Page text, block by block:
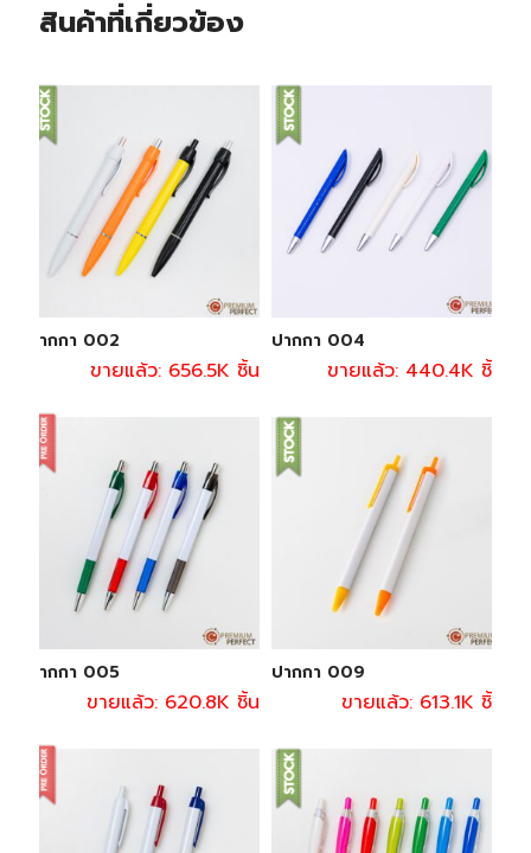
สินค้าที่เกี่ยวข้อง
ปากกา 002
ขายแล้ว: 656.5K ชิ้น
ปากกา 004
ขายแล้ว: 440.4K ชิ้น
ปากกา 005
ขายแล้ว: 620.8K ชิ้น
ปากกา 009
ขายแล้ว: 613.1K ชิ้น